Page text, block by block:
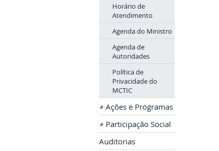
Horário de
Atendimento
Agenda do Ministro
Agenda de
Autoridades
Política de
Privacidade do
MCTIC
Ações e Programas
Participação Social
Auditorias